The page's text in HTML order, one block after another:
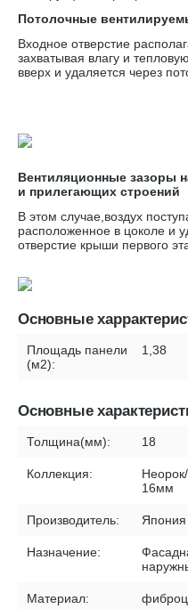
Потолочные
Входное отверстие
захватывая влагу и
вверх и удаляется через
Вентиляционные зазоры
и прилегающих строений
В этом случае,воздух
расположенное в цоколе и
отверстие крыши первого
Основные
Площадь панели
(м2):
1,38
Основные
Толщина(мм): 18
Коллекция:
16мм
Производитель: Япония
Назначение:
Материал: